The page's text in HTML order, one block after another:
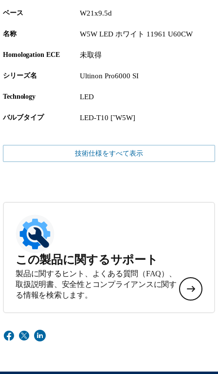
ベース W21x9.5d
名称 W5W LED ホワイト 11961 U60CW
Homologation ECE 未取得
シリーズ名 Ultinon Pro6000 SI
Technology LED
バルブタイプ LED-T10 [˜W5W]
技術仕様をすべて表示
この製品に関するサポート
製品に関するヒント、よくある質問（FAQ）、
取扱説明書、安全性とコンプライアンスに関す
る情報を検索します。